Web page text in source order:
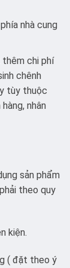
nhà cung
thêm chi phí
chênh
tùy thuộc
nhân
sản phẩm
theo quy
kiện.
( đặt theo ý